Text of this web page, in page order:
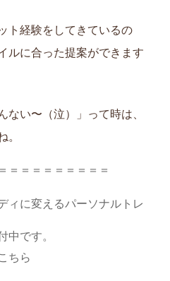
ト経験をしてきているの
ルに合った提案ができます
ない〜（泣）」って時は、
＝＝＝＝＝＝＝＝＝
ィに変えるパーソナルトレ
です。
ちら